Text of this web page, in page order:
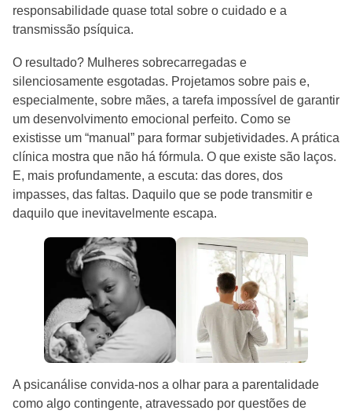
responsabilidade quase total sobre o cuidado e a
transmissão psíquica.
O resultado? Mulheres sobrecarregadas e
silenciosamente esgotadas. Projetamos sobre pais e,
especialmente, sobre mães, a tarefa impossível de garantir
um desenvolvimento emocional perfeito. Como se
existisse um “manual” para formar subjetividades. A prática
clínica mostra que não há fórmula. O que existe são laços.
E, mais profundamente, a escuta: das dores, dos
impasses, das faltas. Daquilo que se pode transmitir e
daquilo que inevitavelmente escapa.
A psicanálise convida-nos a olhar para a parentalidade
como algo contingente, atravessado por questões de